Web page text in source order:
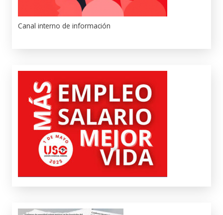
Canal interno de información